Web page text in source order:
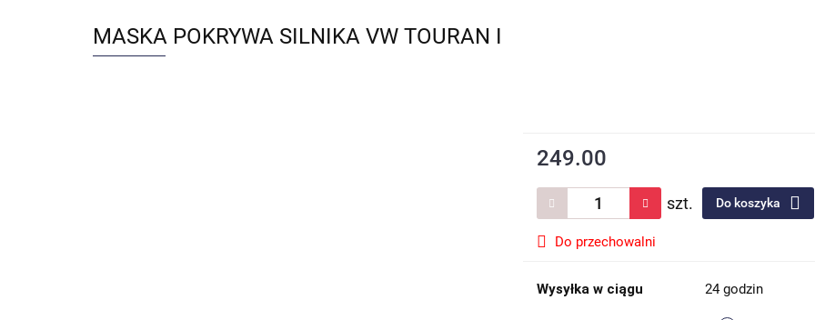
MASKA POKRYWA SILNIKA VW TOURAN I
249.00
szt. Do koszyka
Do przechowalni
Wysyłka w ciągu 24 godzin